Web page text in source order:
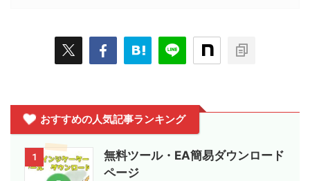
おすすめの人気記事ランキング
1
無料ツール・EA簡易ダウンロード
ページ